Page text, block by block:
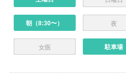
朝（8:30〜） 夜
女医 駐車場